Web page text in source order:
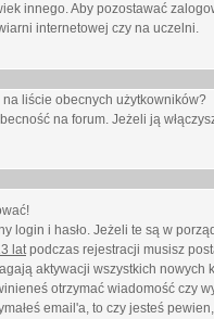
innego. Aby pozostawać
internetowej czy na uczelni.
liście obecnych użytkowników?
na forum. Jeżeli ją
login i hasło. Jeżeli te są w
latpodczas rejestracji musisz
aktywacji wszystkich
otrzymać wiadomość czy
email'a, to czy jesteś